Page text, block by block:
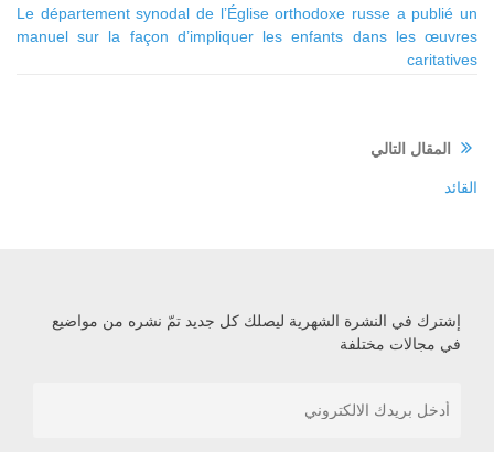
Le département synodal de l’Église orthodoxe russe a publié un
manuel sur la façon d’impliquer les enfants dans les œuvres
caritatives
المقال التالي
القائد
إشترك في النشرة الشهرية ليصلك كل جديد تمّ نشره من مواضيع
في مجالات مختلفة